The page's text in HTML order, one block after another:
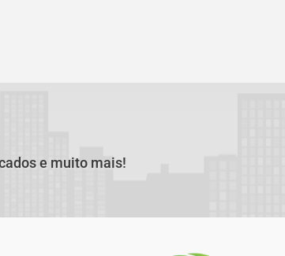
e muito mais!